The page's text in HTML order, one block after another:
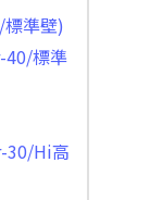
準壁)
40/標準
30/Hi高